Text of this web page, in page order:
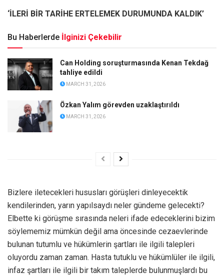
‘İLERİ BİR TARİHE ERTELEMEK DURUMUNDA KALDIK’
Bu Haberlerde İlginizi Çekebilir
Can Holding soruşturmasında Kenan Tekdağ
tahliye edildi
MARCH 31, 2026
Özkan Yalım görevden uzaklaştırıldı
MARCH 31, 2026
Bizlere iletecekleri hususları görüşleri dinleyecektik
kendilerinden, yarın yapılsaydı neler gündeme gelecekti?
Elbette ki görüşme sırasında neleri ifade edeceklerini bizim
söylememiz mümkün değil ama öncesinde cezaevlerinde
bulunan tutumlu ve hükümlerin şartları ile ilgili talepleri
oluyordu zaman zaman. Hasta tutuklu ve hükümlüler ile ilgili,
infaz şartları ile ilgili bir takım taleplerde bulunmuşlardı bu